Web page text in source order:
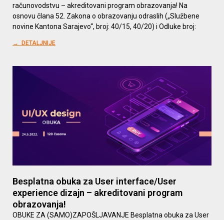
računovodstvu – akreditovani program obrazovanja! Na
osnovu člana 52. Zakona o obrazovanju odraslih („Službene
novine Kantona Sarajevo“, broj: 40/15, 40/20) i Odluke broj:
→ DETALJNIJE
Besplatna obuka za User interface/User
experience dizajn – akreditovani program
obrazovanja!
OBUKE ZA (SAMO)ZAPOŠLJAVANJE Besplatna obuka za User